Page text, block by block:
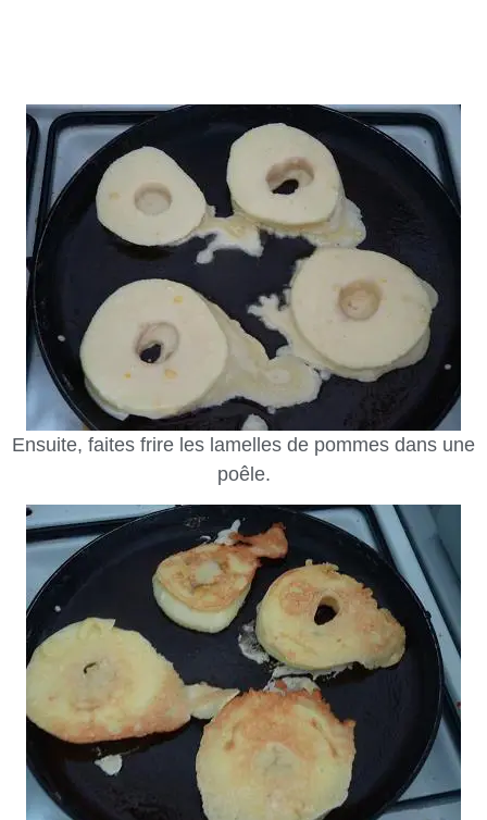
Ensuite, faites frire les lamelles de pommes dans une
poêle.